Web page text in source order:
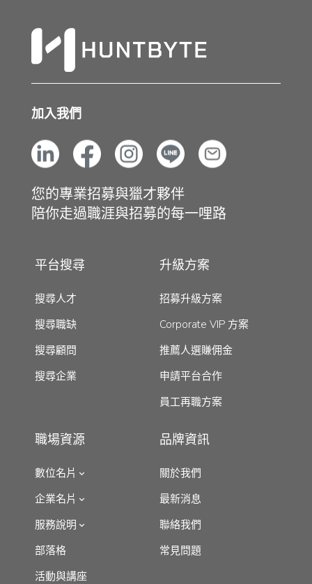
加入我們
您的專業招募與獵才夥伴
陪你走過職涯與招募的每一哩路
平台搜尋
搜尋人才
搜尋職缺
搜尋顧問
搜尋企業
升級方案
招募升級方案
Corporate VIP 方案
推薦人選賺佣金
申請平台合作
員工再職方案
職場資源
數位名片
企業名片
服務說明
部落格
活動與講座
品牌資訊
關於我們
最新消息
聯絡我們
常見問題